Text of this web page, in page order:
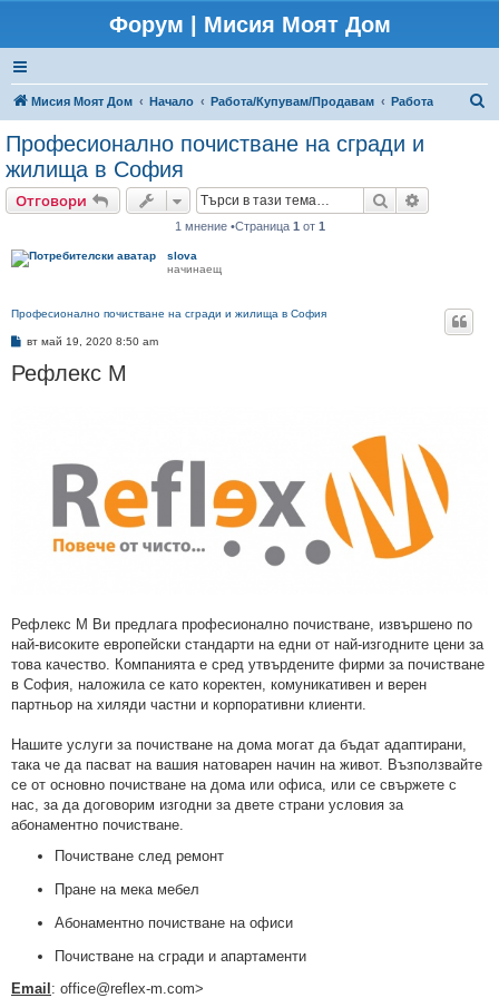
Форум | Мисия Моят Дом
Мисия Моят Дом Начало Работа/Купувам/Продавам Работа
Професионално почистване на сгради и
жилища в София
Отговори Търсене
1 мнение •Страница 1 от 1
slova
начинаещ
Професионално почистване на сгради и жилища в София
М
е
н
вт май 19, 2020 8:50 am
Рефлекс М
Рефлекс М Ви предлага професионално почистване, извършено по
най-високите европейски стандарти на едни от най-изгодните цени за
това качество. Компанията е сред утвърдените фирми за почистване
в София, наложила се като коректен, комуникативен и верен
партньор на хиляди частни и корпоративни клиенти.
Нашите услуги за почистване на дома могат да бъдат адаптирани,
така че да пасват на вашия натоварен начин на живот. Възползвайте
се от основно почистване на дома или офиса, или се свържете с
нас, за да договорим изгодни за двете страни условия за
абонаментно почистване.
Почистване след ремонт
Пране на мека мебел
Абонаментно почистване на офиси
Почистване на сгради и апартаменти
Email : office@reflex-m.com>